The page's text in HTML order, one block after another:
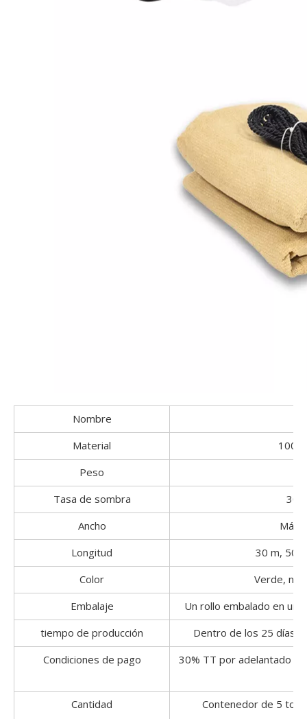
Nombre
Material
Peso
Tasa de sombra
Ancho
Longitud
30 m, 50
Color
Verde,
Embalaje
Un rollo embalado en
tiempo de producción
Dentro de los 25 días
Condiciones de pago
30% TT por adelantado y
Cantidad Contenedor de 5